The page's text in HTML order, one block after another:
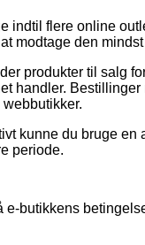
flere online
modtage den
produkter til salg
handler. Bestillinger
kunne du bruge en
periode.
butikkens